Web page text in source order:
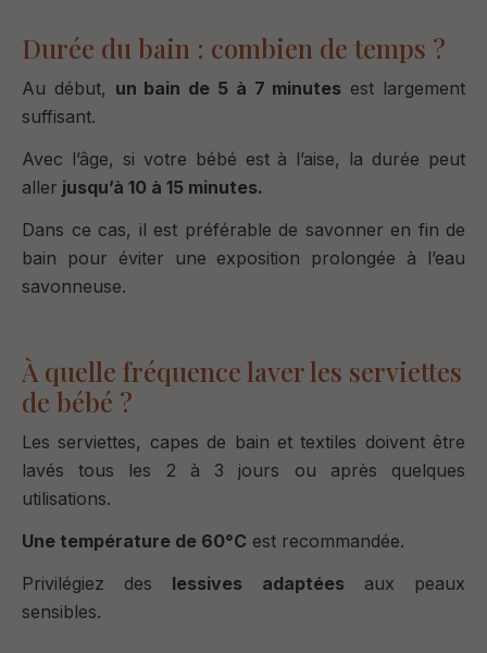
Durée du bain : combien de temps ?
Au début, un bain de 5 à 7 minutes est largement
suffisant.
Avec l’âge, si votre bébé est à l’aise, la durée peut
aller jusqu’à 10 à 15 minutes.
Dans ce cas, il est préférable de savonner en fin de
bain pour éviter une exposition prolongée à l’eau
savonneuse.
À quelle fréquence laver les serviettes
de bébé ?
Les serviettes, capes de bain et textiles doivent être
lavés tous les 2 à 3 jours ou après quelques
utilisations.
Une température de 60°C est recommandée.
Privilégiez des lessives adaptéesaux peaux
sensibles.